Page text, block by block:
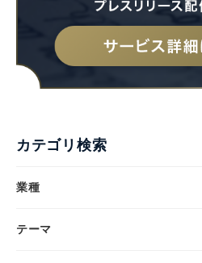
カテゴリ検索
業種
テーマ